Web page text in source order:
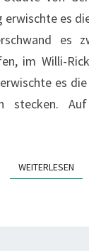
es
es
im Willi-
es
stecken.
WEITERLESEN